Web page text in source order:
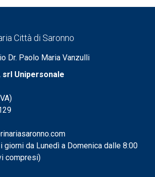
Città di Saronno
Dr. Paolo Maria Vanzulli
srl Unipersonale
giorni da Lunedì a Domenica dalle 8:00
compresi)